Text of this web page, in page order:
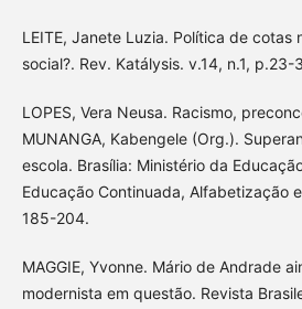
LEITE, Janete Luzia. Política de cotas
social?. Rev. Katálysis. v.14, n.1, p.23-
LOPES, Vera Neusa. Racismo,
MUNANGA, Kabengele (Org.).
escola. Brasília: Ministério da
Educação Continuada, Alfabetização
185-204.
MAGGIE, Yvonne. Mário de Andrade
modernista em questão. Revista